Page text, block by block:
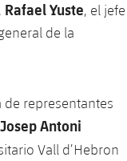
Rafael Yuste, el jefe
de la
representantes
Josep Antoni
Vall d’Hebron